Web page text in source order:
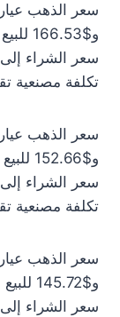
تكلفة مصنعية
تكلفة مصنعية